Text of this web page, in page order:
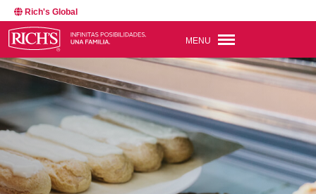
Rich's Global
MENU